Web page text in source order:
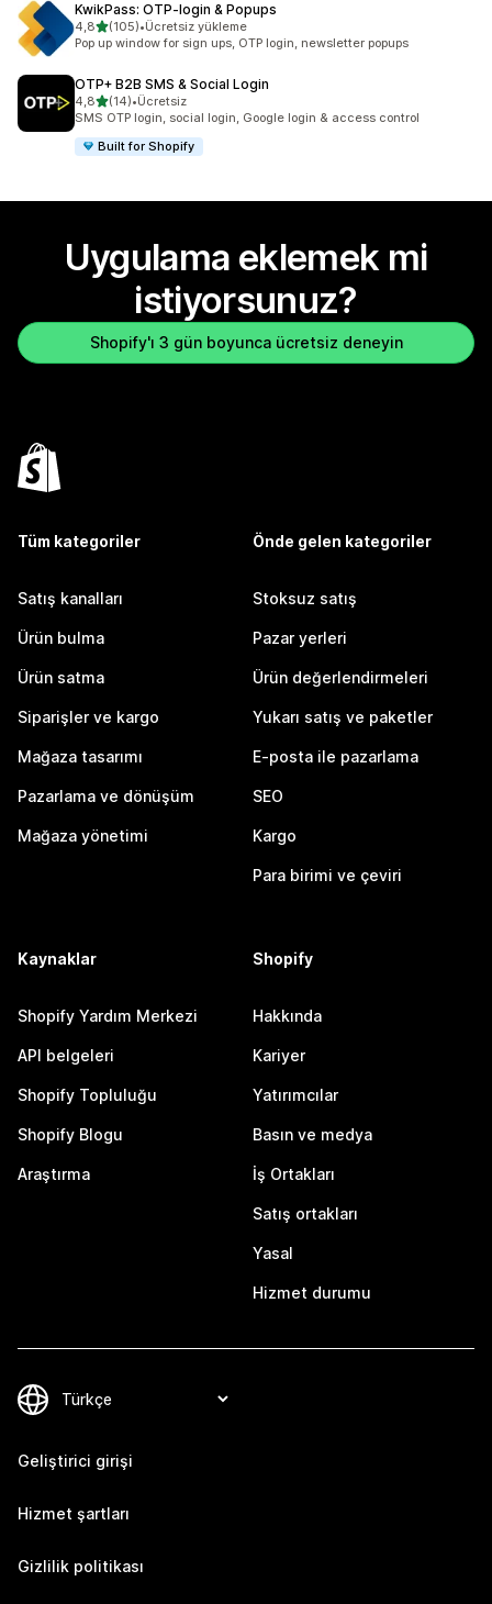
KwikPass: OTP‑login & Popups
4,85 yıldız üzerinden
(105)
toplam 105 değerlendirme
•Ücretsiz yükleme
Pop up window for sign ups, OTP login, newsletter popups
OTP+ B2B SMS & Social Login
4,85 yıldız üzerinden
(14)
toplam 14 değerlendirme
•Ücretsiz
SMS OTP login, social login, Google login & access control
Built for Shopify
Uygulama eklemek mi
istiyorsunuz?
Shopify'ı 3 gün boyunca ücretsiz deneyin
Tüm kategoriler
Satış kanalları
Ürün bulma
Ürün satma
Siparişler ve kargo
Mağaza tasarımı
Pazarlama ve dönüşüm
Mağaza yönetimi
Önde gelen kategoriler
Stoksuz satış
Pazar yerleri
Ürün değerlendirmeleri
Yukarı satış ve paketler
E-posta ile pazarlama
SEO
Kargo
Para birimi ve çeviri
Kaynaklar
Shopify Yardım Merkezi
API belgeleri
Shopify Topluluğu
Shopify Blogu
Araştırma
Shopify
Hakkında
Kariyer
Yatırımcılar
Basın ve medya
İş Ortakları
Satış ortakları
Yasal
Hizmet durumu
Geliştirici girişi
Hizmet şartları
Gizlilik politikası